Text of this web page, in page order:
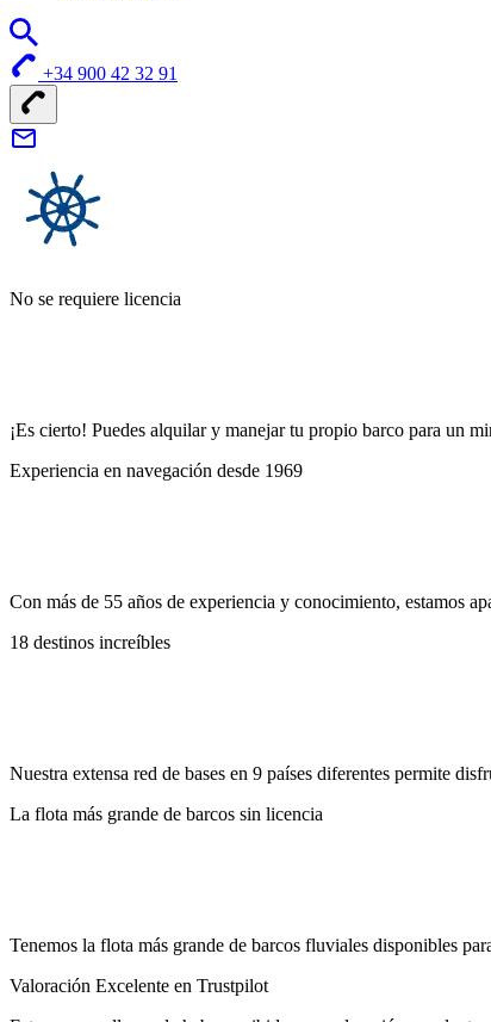
+34 900 42 32 91
No se requiere licencia
¡Es cierto! Puedes alquilar y manejar tu propio barco para un
Experiencia en navegación desde 1969
Con más de 55 años de experiencia y conocimiento, estamos
18 destinos increíbles
Nuestra extensa red de bases en 9 países diferentes permite
La flota más grande de barcos sin licencia
Tenemos la flota más grande de barcos fluviales disponibles
Valoración Excelente en Trustpilot